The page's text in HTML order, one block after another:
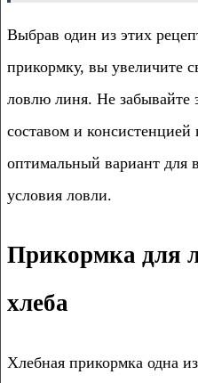
Выбрав один из этих
прикормку, вы увеличите
ловлю линя. Не забывайте
составом и
оптимальный вариант для
условия ловли.
Прикормка для
хлеба
Хлебная прикормка одна